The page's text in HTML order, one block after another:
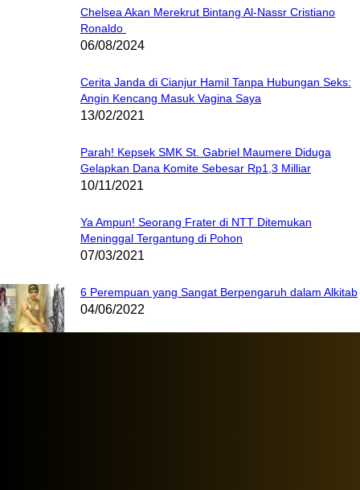
Chelsea Akan Merekrut Bintang Al-Nassr Cristiano
Ronaldo
06/08/2024
Cerita Janda di Cianjur Hamil Tanpa Hubungan Seks:
Angin Kencang Masuk Vagina Saya
13/02/2021
Parah! Kepsek SMK St. Gabriel Maumere Diduga
Gelapkan Dana Komite Sebesar Rp1,3 Milliar
10/11/2021
Ya Ampun! Seorang Frater di NTT Ditemukan
Meninggal Tergantung di Pohon
07/03/2021
6 Perempuan yang Sangat Berpengaruh dalam Alkitab
04/06/2022